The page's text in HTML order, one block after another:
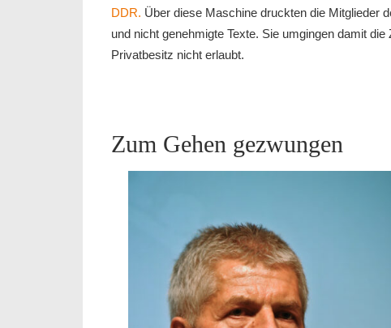
DDR. Über diese Maschine druckten die Mitglieder
und nicht genehmigte Texte. Sie umgingen damit
Privatbesitz nicht erlaubt.
Zum Gehen gezwungen